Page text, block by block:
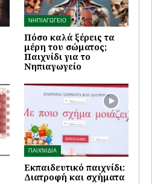
ΝΗΠΙΑΓΩΓΕΙΟ
Πόσο καλά ξέρεις τα
μέρη του σώματος;
Παιχνίδι για το
Νηπιαγωγείο
ΠΑΙΧΝΙΔΙΑ
Εκπαιδευτικό παιχνίδι:
Διατροφή και σχήματα